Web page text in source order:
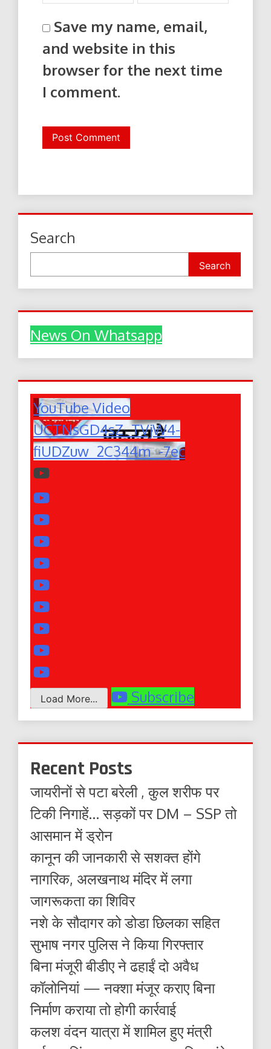
Save my name, email,
and website in this
browser for the next time
I comment.
Search
Search
News On Whatsapp
YouTube Video
UCTNsGD4sZ_TVjW4-
fiUDZuw_2C344m_-7ec
Load More... Subscribe
Recent Posts
जायरीनों से पटा बरेली , कुल शरीफ पर
टिकी निगाहें… सड़कों पर DM – SSP तो
आसमान में ड्रोन
कानून की जानकारी से सशक्त होंगे
नागरिक, अलखनाथ मंदिर में लगा
जागरूकता का शिविर
नशे के सौदागर को डोडा छिलका सहित
सुभाष नगर पुलिस ने किया गिरफ्तार
बिना मंजूरी बीडीए ने ढहाईं दो अवैध
कॉलोनियां — नक्शा मंजूर कराए बिना
निर्माण कराया तो होगी कार्रवाई
कलश वंदन यात्रा में शामिल हुए मंत्री